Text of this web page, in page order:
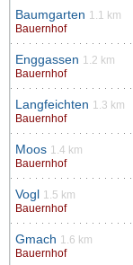
Baumgarten 1.1 km
Bauernhof
Enggassen 1.2 km
Bauernhof
Langfeichten 1.3 km
Bauernhof
Moos 1.4 km
Bauernhof
Vogl 1.5 km
Bauernhof
Gmach 1.6 km
Bauernhof